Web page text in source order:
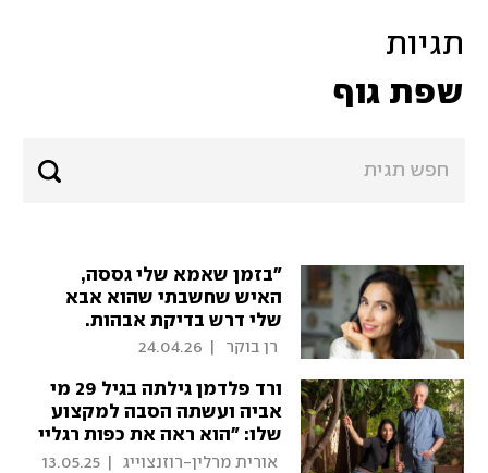
תגיות
שפת גוף
"בזמן שאמא שלי גססה,
האיש שחשבתי שהוא אבא
שלי דרש בדיקת אבהות.
פחדתי שהתשובה תצא
לגמרי"
רן בוקר 24.04.26
ורד פלדמן גילתה בגיל 29 מי
אביה ועשתה הסבה למקצוע
שלו: "הוא ראה את כפות רגליי
והבין"
אורית מרלין-רוזנצוייג 13.05.25